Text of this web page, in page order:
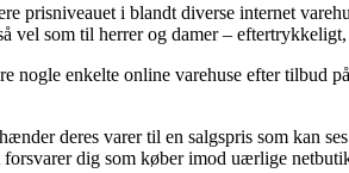
prisniveauet i blandt diverse internet
vel som til herrer og damer –
nogle enkelte online varehuse efter tilbud
deres varer til en salgspris som kan
dig som køber imod uærlige